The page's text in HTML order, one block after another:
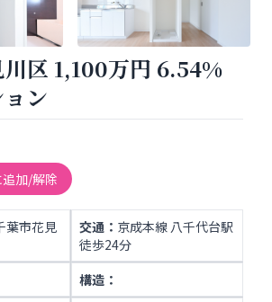
区 1,100万円 6.54%
ン
加/解除
葉市花見
交通： 京成本線 八千代台駅
徒歩24分
構造：